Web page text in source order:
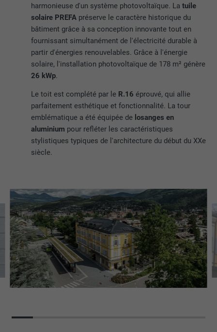
harmonieuse d'un système photovoltaïque. Latuile
solaire PREFA préserve le caractère historique du
bâtiment grâce à sa conception innovante tout en
fournissant simultanément de l'électricité durable à
partir d'énergies renouvelables. Grâce à l'énergie
solaire, l'installation photovoltaïque de 178 m² génère
26 kWp.
Le toit est complété par le R.16 éprouvé, qui allie
parfaitement esthétique et fonctionnalité. La tour
emblématique a été équipée de losanges en
aluminium pour refléter les caractéristiques
stylistiques typiques de l'architecture du début du XXe
siècle.